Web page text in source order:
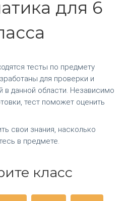
для 6
тесты по предмету
для проверки и
в данной области. Независимо
тест поможет оценить
свои знания, насколько
в предмете.
класс